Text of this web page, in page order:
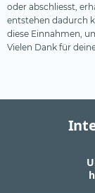
oder abschliesst,
entstehen dadurch
diese Einnahmen,
Vielen Dank für